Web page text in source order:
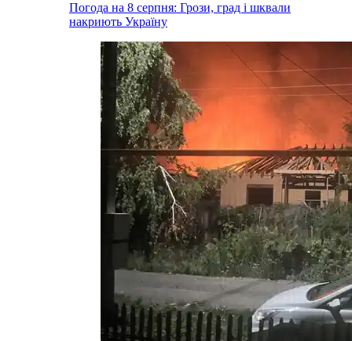
Погода на 8 серпня: Грози, град і шквали
накриють Україну